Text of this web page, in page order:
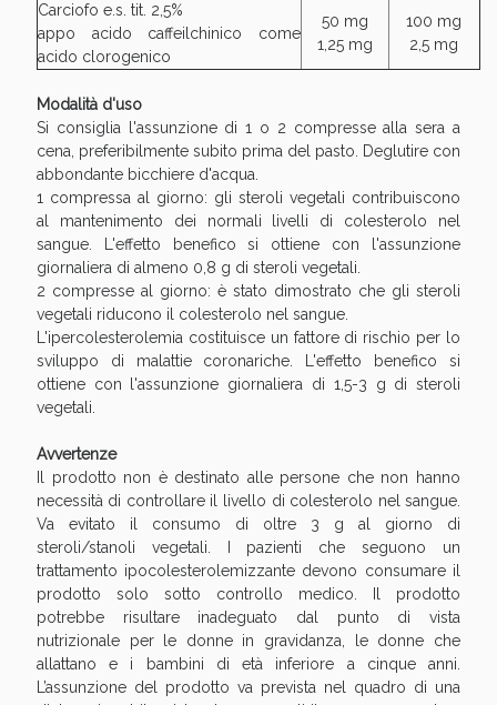
Carciofo e.s. tit. 2,5%
appo acido caffeilchinico come
acido clorogenico
50 mg
1,25 mg
100 mg
2,5 mg
Modalità d'uso
Si consiglia l'assunzione di 1 o 2 compresse alla sera a
cena, preferibilmente subito prima del pasto. Deglutire con
abbondante bicchiere d'acqua.
1 compressa al giorno: gli steroli vegetali contribuiscono
al mantenimento dei normali livelli di colesterolo nel
sangue. L'effetto benefico si ottiene con l'assunzione
giornaliera di almeno 0,8 g di steroli vegetali.
2 compresse al giorno: è stato dimostrato che gli steroli
vegetali riducono il colesterolo nel sangue.
L'ipercolesterolemia costituisce un fattore di rischio per lo
sviluppo di malattie coronariche. L'effetto benefico si
ottiene con l'assunzione giornaliera di 1,5-3 g di steroli
vegetali.
Avvertenze
Il prodotto non è destinato alle persone che non hanno
necessità di controllare il livello di colesterolo nel sangue.
Va evitato il consumo di oltre 3 g al giorno di
steroli/stanoli vegetali. I pazienti che seguono un
trattamento ipocolesterolemizzante devono consumare il
prodotto solo sotto controllo medico. Il prodotto
potrebbe risultare inadeguato dal punto di vista
nutrizionale per le donne in gravidanza, le donne che
allattano e i bambini di età inferiore a cinque anni.
L’assunzione del prodotto va prevista nel quadro di una
Vie Urinarie e Prostata: Sconti fino al 45% oggi!
Benessere Intestinale: Sconto fino al 55% valido
oggi!